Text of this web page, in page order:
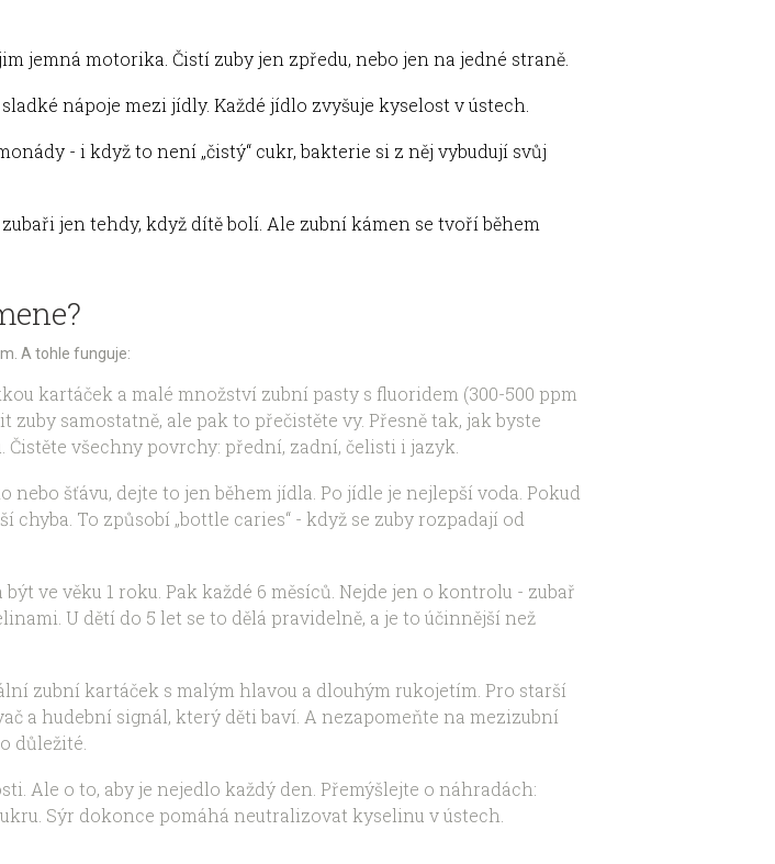
jemná motorika. Čistí zuby jen zpředu, nebo jen na jedné straně.
nápoje mezi jídly. Každé jídlo zvyšuje kyselost v ústech.
- i když to není „čistý“ cukr, bakterie si z něj vybudují svůj
jen tehdy, když dítě bolí. Ale zubní kámen se tvoří během
A tohle funguje:
kartáček a malé množství zubní pasty s fluoridem (300-500 ppm
samostatně, ale pak to přečistěte vy. Přesně tak, jak byste
všechny povrchy: přední, zadní, čelisti i jazyk.
nebo šťávu, dejte to jen během jídla. Po jídle je nejlepší voda. Pokud
To způsobí „bottle caries“ - když se zuby rozpadají od
ve věku 1 roku. Pak každé 6 měsíců. Nejde jen o kontrolu - zubař
U dětí do 5 let se to dělá pravidelně, a je to účinnější než
zubní kartáček s malým hlavou a dlouhým rukojetím. Pro starší
a hudební signál, který děti baví. A nezapomeňte na mezizubní
důležité.
Ale o to, aby je nejedlo každý den. Přemýšlejte o náhradách:
Sýr dokonce pomáhá neutralizovat kyselinu v ústech.